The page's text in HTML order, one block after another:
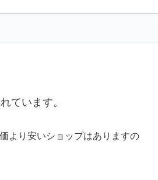
ています。
より安いショップはありますの